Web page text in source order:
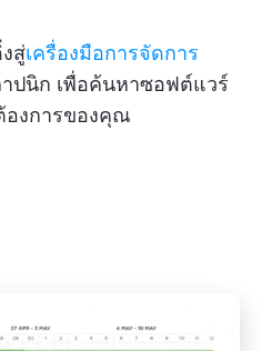
สู่เครื่องมือการจัดการ
ปนิก เพื่อค้นหาซอฟต์แวร์
องการของคุณ